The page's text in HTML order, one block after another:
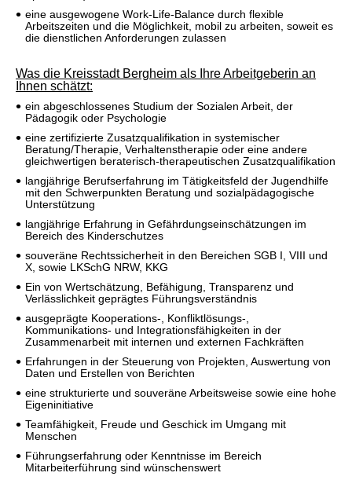
eine ausgewogene Work-Life-Balance durch flexible
Arbeitszeiten und die Möglichkeit, mobil zu arbeiten, soweit es
die dienstlichen Anforderungen zulassen
Was die Kreisstadt Bergheim als Ihre Arbeitgeberin an
Ihnen schätzt:
ein abgeschlossenes Studium der Sozialen Arbeit, der
Pädagogik oder Psychologie
eine zertifizierte Zusatzqualifikation in systemischer
Beratung/Therapie, Verhaltenstherapie oder eine andere
gleichwertigen beraterisch-therapeutischen Zusatzqualifikation
langjährige Berufserfahrung im Tätigkeitsfeld der Jugendhilfe
mit den Schwerpunkten Beratung und sozialpädagogische
Unterstützung
langjährige Erfahrung in Gefährdungseinschätzungen im
Bereich des Kinderschutzes
souveräne Rechtssicherheit in den Bereichen SGB I, VIII und
X, sowie LKSchG NRW, KKG
Ein von Wertschätzung, Befähigung, Transparenz und
Verlässlichkeit geprägtes Führungsverständnis
ausgeprägte Kooperations-, Konfliktlösungs-,
Kommunikations- und Integrationsfähigkeiten in der
Zusammenarbeit mit internen und externen Fachkräften
Erfahrungen in der Steuerung von Projekten, Auswertung von
Daten und Erstellen von Berichten
eine strukturierte und souveräne Arbeitsweise sowie eine hohe
Eigeninitiative
Teamfähigkeit, Freude und Geschick im Umgang mit
Menschen
Führungserfahrung oder Kenntnisse im Bereich
Mitarbeiterführung sind wünschenswert